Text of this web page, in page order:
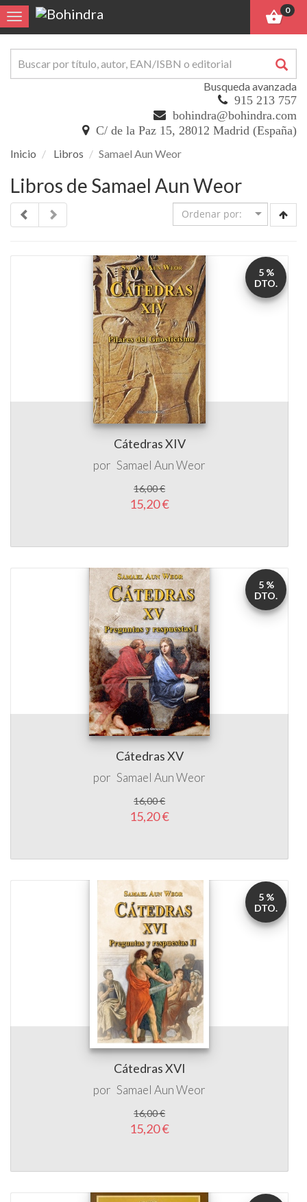
Toggle navigation
0
Busqueda avanzada
915 213 757
bohindra@bohindra.com
C/ de la Paz 15, 28012 Madrid (España)
Inicio Libros Samael Aun Weor
Libros de Samael Aun Weor
Cátedras XIV
por Samael Aun Weor
16,00 €
15,20 €
5 %
DTO.
Cátedras XV
por Samael Aun Weor
16,00 €
15,20 €
5 %
DTO.
Cátedras XVI
por Samael Aun Weor
16,00 €
15,20 €
5 %
DTO.